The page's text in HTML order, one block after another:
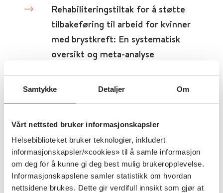
Samtykke Detaljer Om
Vårt nettsted bruker informasjonskapsler
Helsebiblioteket bruker teknologier, inkludert
informasjonskapsler/«cookies» til å samle informasjon
om deg for å kunne gi deg best mulig brukeropplevelse.
Informasjonskapslene samler statistikk om hvordan
nettsidene brukes. Dette gir verdifull innsikt som gjør at
Rehabiliteringstiltak for å støtte
tilbakeføring til arbeid for kvinner
med brystkreft: En systematisk
oversikt og meta-analyse
Detaljer
Rehabilitering, habilitering,
individuell plan og koordinator
Helsedirektoratet